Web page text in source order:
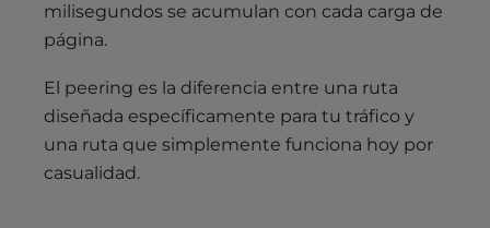
milisegundos se acumulan con cada carga de
página.
El peering es la diferencia entre una ruta
diseñada específicamente para tu tráfico y
una ruta que simplemente funciona hoy por
casualidad.